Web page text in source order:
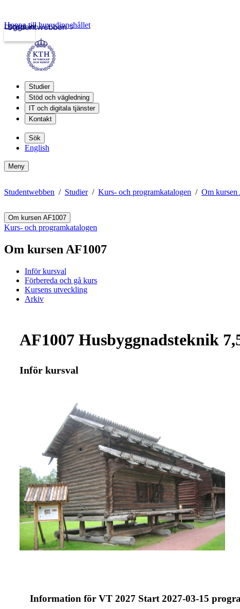
Studentwebben
Logga in
Hoppa till huvudinnehållet
Studier
Stöd och vägledning
IT och digitala tjänster
Kontakt
Sök
English
Meny
Studentwebben Studier Kurs- och programkatalogen Om kursen
Om kursen AF1007
Kurs- och programkatalogen
Om kursen AF1007
Inför kursval
Förbereda och gå kurs
Kursens utveckling
Arkiv
AF1007 Husbyggnadsteknik
Inför kursval
Information för VT 2027 Start 2027-03-15